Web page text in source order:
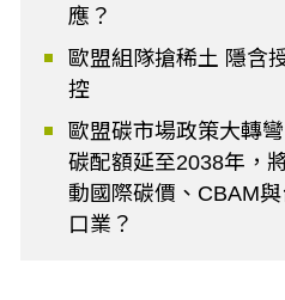
應？
歐盟組隊搶稀土 隱含
控
歐盟碳市場政策大轉
碳配額延至2038年，
動國際碳價、CBAM
口業？